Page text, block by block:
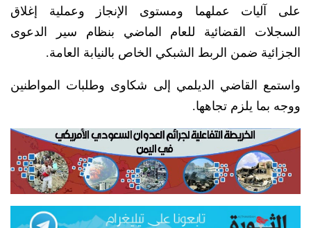
على آليات عملهما ومستوى الإنجاز وعملية إغلاق
السجلات القضائية للعام الماضي بنظام سير الدعوى
الجزائية ضمن الربط الشبكي الخاص بالنيابة العامة.
واستمع القاضي الديلمي إلى شكاوى وطلبات المواطنين
ووجه بما يلزم تجاهها.